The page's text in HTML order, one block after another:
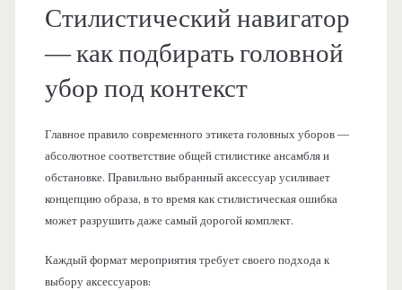
Стилистический навигатор
— как подбирать головной
убор под контекст
Главное правило современного этикета головных уборов —
абсолютное соответствие общей стилистике ансамбля и
обстановке. Правильно выбранный аксессуар усиливает
концепцию образа, в то время как стилистическая ошибка
может разрушить даже самый дорогой комплект.
Каждый формат мероприятия требует своего подхода к
выбору аксессуаров: